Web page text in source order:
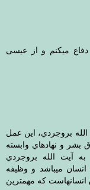
میکنم و از عیسی
بروجردي، اين عمل
بشر و نهادهاي وابسته
آيت الله بروجردي
ميباشد و وظيفه
كه مهمترين